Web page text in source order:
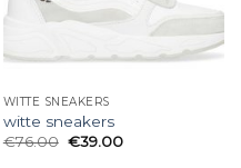
WITTE SNEAKERS
witte sneakers
€76.00 €39.00